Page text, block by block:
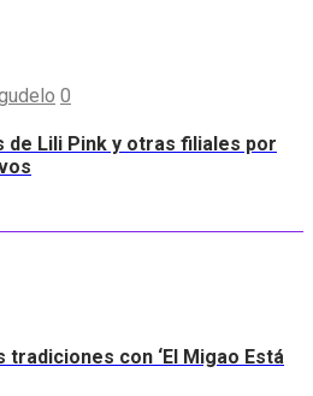
0
de Lili Pink y otras filiales por
con ‘El Migao Está